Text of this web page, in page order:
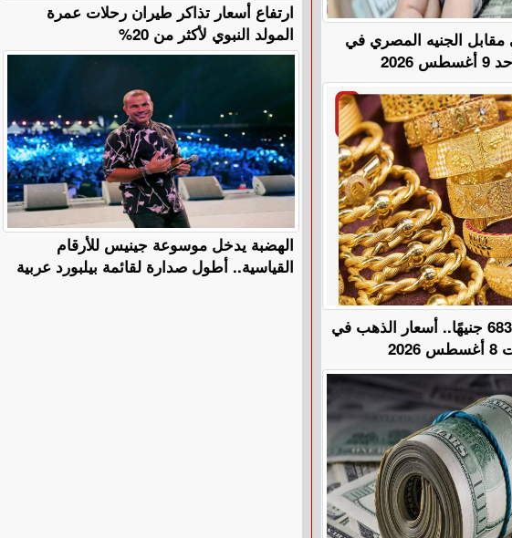
مقابل الجنيه المصري في
2026
عيار 24 يسجل 6834 جنيهًا.. أسعار الذهب في
ارتفاع أسعار تذاكر طيران رحلات عمرة
المولد النبوي لأكثر من 20%
الهضبة يدخل موسوعة جينيس للأرقام
القياسية.. أطول صدارة لقائمة بيلبورد عربية